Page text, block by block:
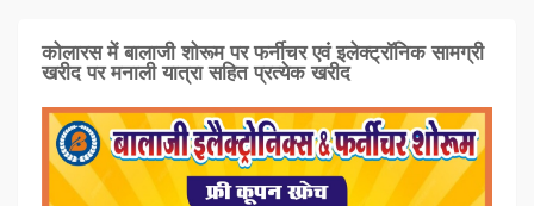
कोलारस में बालाजी शोरूम पर फर्नीचर एवं इलेक्ट्रॉनिक सामग्री
खरीद पर मनाली यात्रा सहित प्रत्‍येक खरीद